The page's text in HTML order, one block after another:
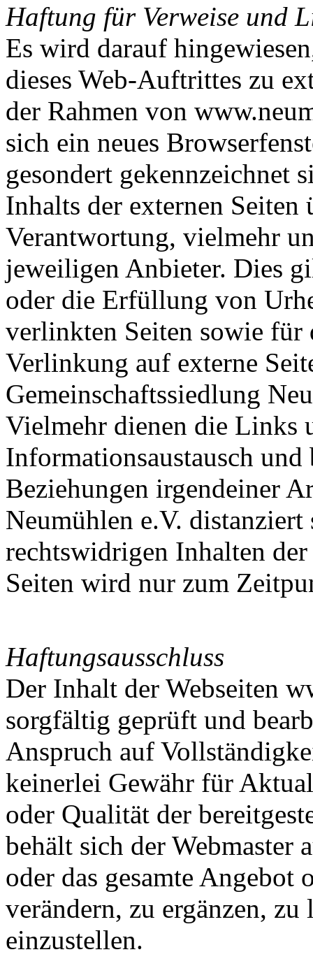
Haftung für Verweise und
Es wird darauf
dieses Web-Auftrittes zu
der Rahmen von
sich ein neues
gesondert gekennzeichnet
Inhalts der externen Seiten
Verantwortung, vielmehr
jeweiligen Anbieter. Dies
oder die Erfüllung von
verlinkten Seiten sowie
Verlinkung auf externe
Gemeinschaftssiedlung
Vielmehr dienen die Links
Informationsaustausch
Beziehungen irgendeiner
Neumühlen e.V.
rechtswidrigen Inhalten
Seiten wird nur zum
Haftungsausschluss
Der Inhalt der Webseiten
sorgfältig geprüft und
Anspruch auf
keinerlei Gewähr für
oder Qualität der
behält sich der Webmaster
oder das gesamte Angebot
verändern, zu ergänzen,
einzustellen.